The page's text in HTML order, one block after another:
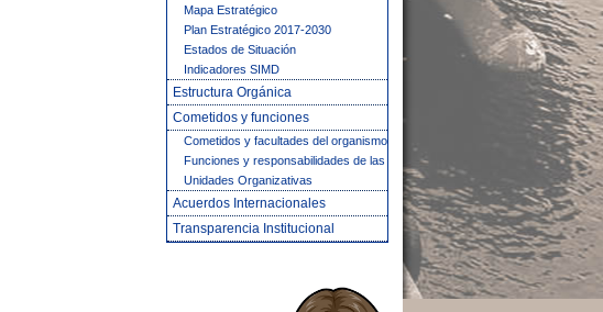
Mapa Estratégico
Plan Estratégico 2017-2030
Estados de Situación
Indicadores SIMD
Estructura Orgánica
Cometidos y funciones
Cometidos y facultades del organismo
Funciones y responsabilidades de las
Unidades Organizativas
Acuerdos Internacionales
Transparencia Institucional